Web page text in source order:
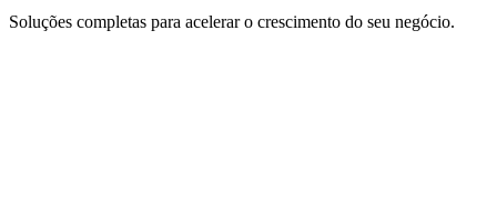
Soluções completas para acelerar o crescimento do seu negócio.